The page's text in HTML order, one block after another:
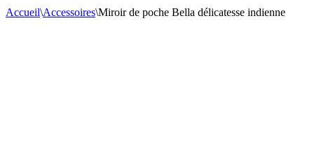
Accueil\Accessoires\Miroir de poche Bella délicatesse indienne